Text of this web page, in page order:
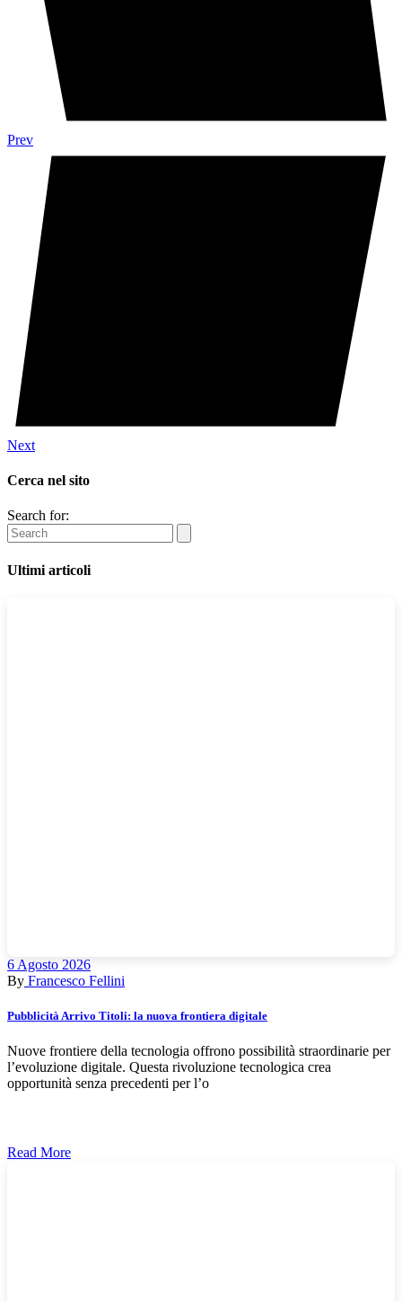
Prev
Next
Cerca nel sito
Search for:
Ultimi articoli
6 Agosto 2026
By Francesco Fellini
Pubblicità Arrivo Titoli: la nuova frontiera digitale
Nuove frontiere della tecnologia offrono possibilità straordinarie per
l’evoluzione digitale. Questa rivoluzione tecnologica crea
opportunità senza precedenti per l’o
Read More